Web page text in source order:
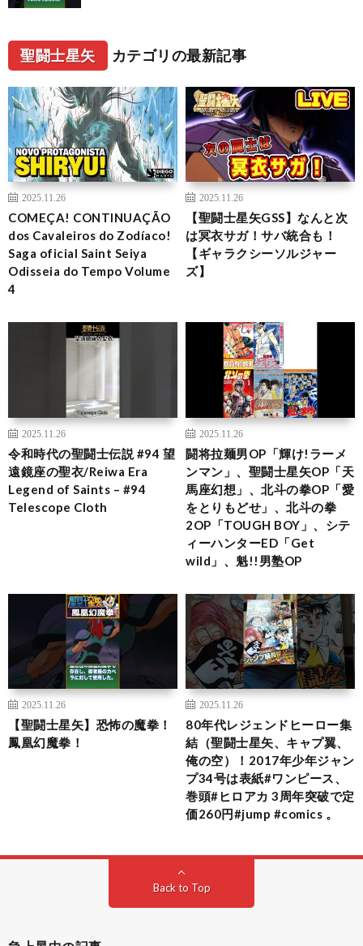
聖闘士星矢 カテゴリの最新記事
2025.11.26
COMEÇA! CONTINUAÇÃO
dos Cavaleiros do Zodíaco!
Saga oficial Saint Seiya
Odisseia do Tempo Volume
4
2025.11.26
【聖闘士星矢GSS】なんと次
は冥衣サガ！サバ統合も！
【ギャラクシーソルジャー
ズ】
2025.11.26
令和時代の聖闘士伝説 #94 望
遠鏡座の聖衣/Reiwa Era
Legend of Saints – #94
Telescope Cloth
2025.11.26
闘将拉麺男OP「輝け!ラーメ
ンマン」、聖闘士星矢OP「天
馬座幻想」、北斗の拳OP「愛
をとりもどせ」、北斗の拳
2OP「TOUGH BOY」、シテ
ィーハンターED「Get
wild」、魁!!男塾OP
2025.11.26
【聖闘士星矢】恐怖の魔拳！
鳳凰幻魔拳！
2025.11.26
80年代レジェンドヒーロー集
結（聖闘士星矢、キャプ翼、
俺の空）！2017年少年ジャン
プ34号は表紙#ワンピース、
巻頭#ヒロアカ 3周年突破で定
価260円#jump #comics 。
Back to Top